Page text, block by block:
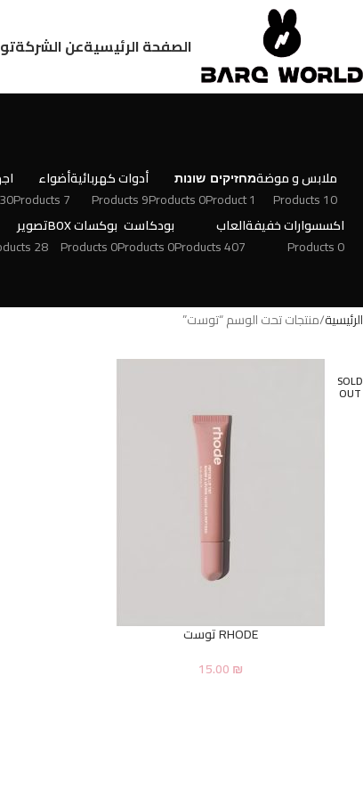
الصفحة الرئيسيةعن الشركة
ملابس و موضة
10 Products
מחזיקים
1 Product
שונות
0 Products
أدوات كهربائية
9 Products
أضواء
7 Products
30 Products
اكسسوارات خفيفة
0 Products
العاب
407 Products
بودكاست
0 Products
بوكسات BOX
0 Products
تصوير
28 Products
الرئيسية منتجات تحت الوسم “توست”
SOLD
OUT
RHODE توست
15.00₪